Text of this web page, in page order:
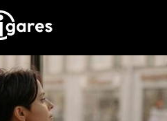
Recherche
Location de voiture